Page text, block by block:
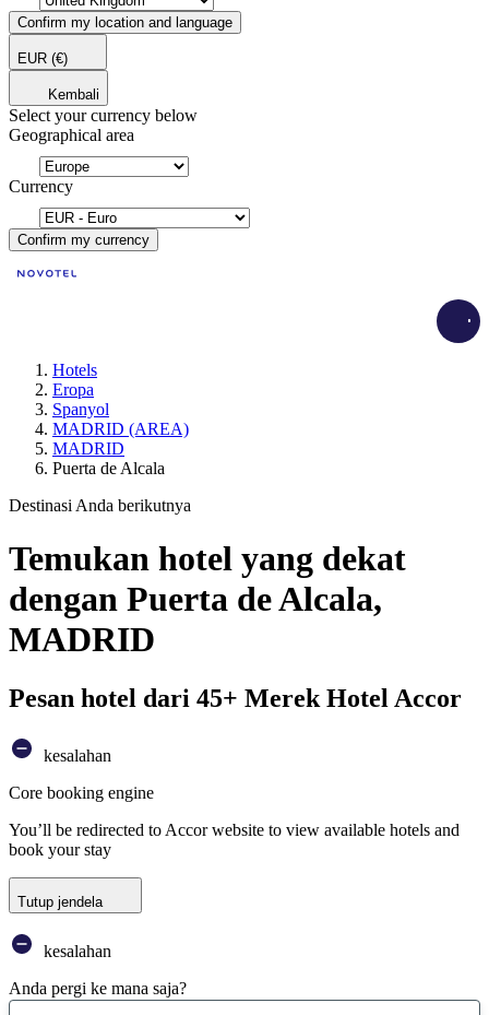
Confirm my location and language
EUR (€)
Kembali
Select your currency below
Geographical area
Currency
Confirm my currency
Hotels
Eropa
Spanyol
MADRID (AREA)
MADRID
Puerta de Alcala
Destinasi Anda berikutnya
Temukan hotel yang dekat
dengan Puerta de Alcala,
MADRID
Pesan hotel dari 45+ Merek Hotel Accor
kesalahan
Core booking engine
You’ll be redirected to Accor website to view available hotels and
book your stay
Tutup jendela
kesalahan
Anda pergi ke mana saja?